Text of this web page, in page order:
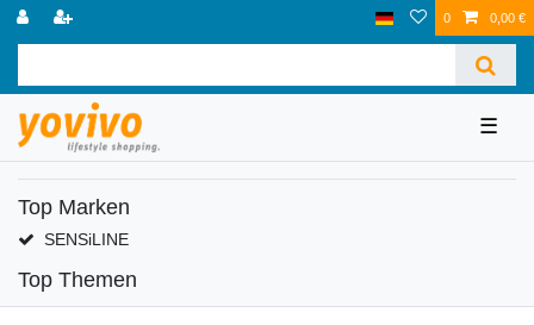
0 0,00 €
☰
Top Marken
SENSiLINE
Top Themen
Adventskalender